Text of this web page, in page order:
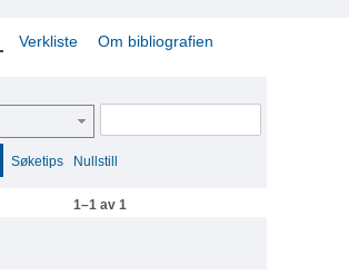
Verkliste Om bibliografien
Søketips Nullstill
1–1 av 1